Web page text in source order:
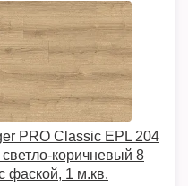
PRO Classic EPL 204
коричневый 8
фаской, 1 м.кв.